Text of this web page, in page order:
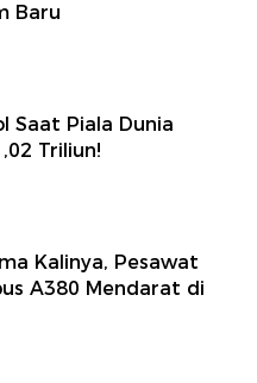
Baru
Saat Piala Dunia
Triliun!
Kalinya, Pesawat
A380 Mendarat di